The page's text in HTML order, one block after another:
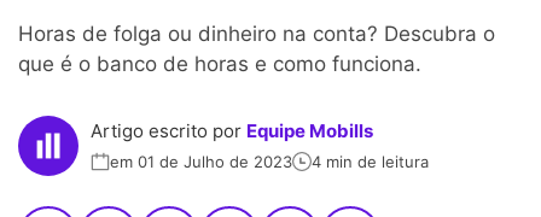
Horas de folga ou dinheiro na conta? Descubra o
que é o banco de horas e como funciona.
Artigo escrito por Equipe Mobills
em 01 de Julho de 2023 4 min de leitura